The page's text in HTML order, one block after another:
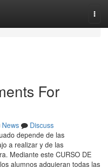
For
News
Discuss
depende de las
a realizar y de las
Mediante este CURSO DE
alumnos adquieran todas las